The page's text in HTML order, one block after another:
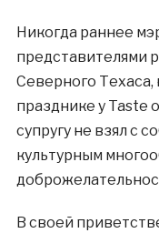
Никогда раннее
представителями
Северного Техаса,
празднике у Taste
супругу не взял с
культурным
В своей